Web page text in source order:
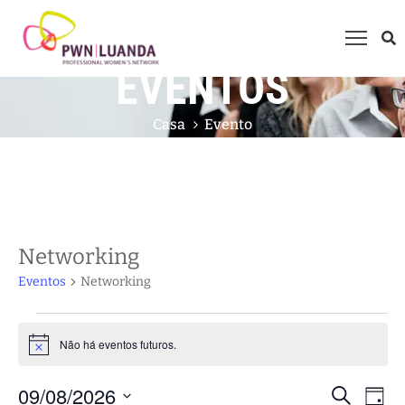
EVENTOS
Casa Evento
Networking
Eventos Networking
Notice Não há eventos futuros.
Procurar
09/08/2026